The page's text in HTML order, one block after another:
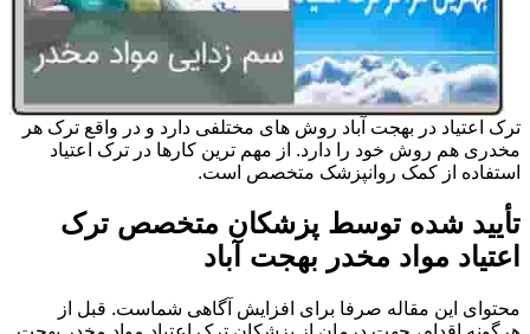
ترک اعتیاد در بهجت آباد روش های مختلفی دارد و در واقع ترک هر
مخدری هم روش خود را دارد. از مهم ترین کارها در ترک اعتیاد
استفاده از کمک روانپزشک متخصص است.
تأیید شده توسط پزشکان متخصص ترک
اعتیاد مواد مخدر بهجت آباد
محتوای این مقاله صرفا برای افزایش آگاهی شماست. قبل از